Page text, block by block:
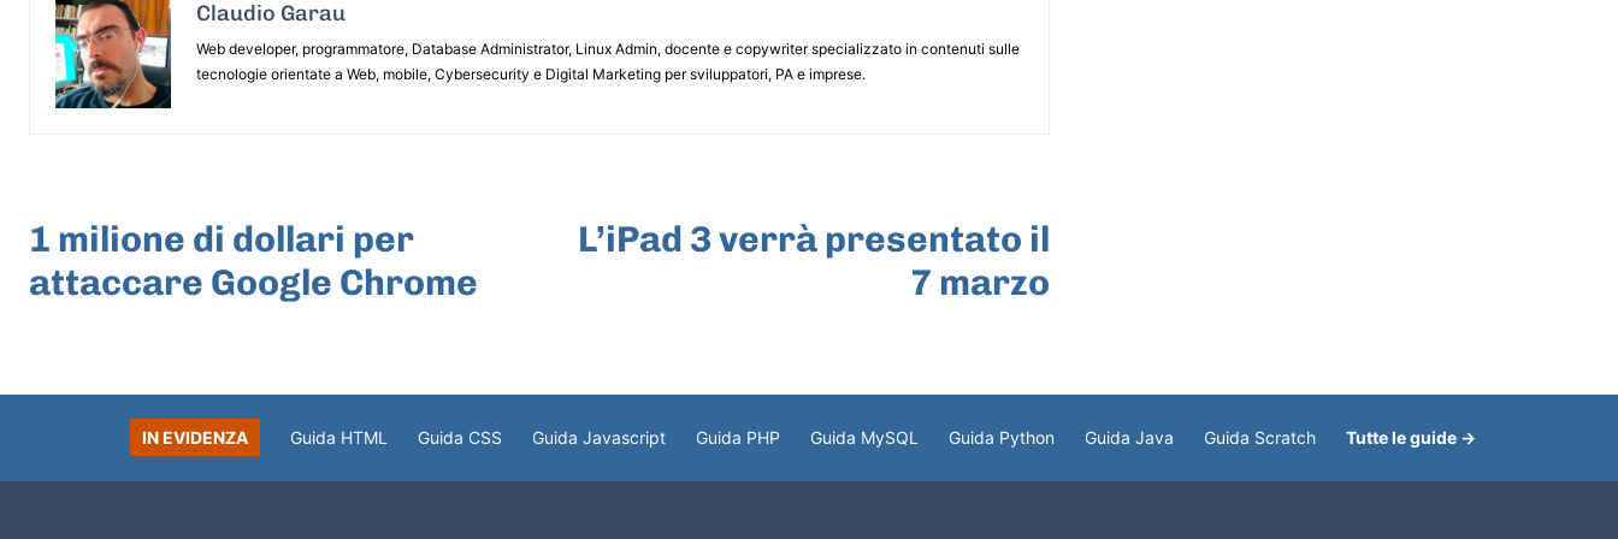
Claudio Garau
Web developer, programmatore, Database Administrator, Linux Admin, docente e copywriter specializzato in contenuti sulle
tecnologie orientate a Web, mobile, Cybersecurity e Digital Marketing per sviluppatori, PA e imprese.
1 milione di dollari per
attaccare Google Chrome
L’iPad 3 verrà presentato il
7 marzo
IN EVIDENZA Guida HTML Guida CSS Guida Javascript Guida PHP Guida MySQL Guida Python Guida Java Guida Scratch Tutte le guide →